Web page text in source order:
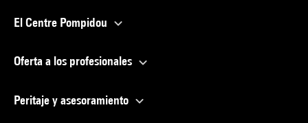
El Centre Pompidou
Oferta a los profesionales
Peritaje y asesoramiento